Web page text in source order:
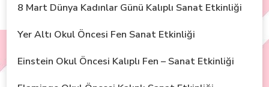
8 Mart Dünya Kadınlar Günü Kalıplı Sanat Etkinliği
Yer Altı Okul Öncesi Fen Sanat Etkinliği
Einstein Okul Öncesi Kalıplı Fen – Sanat Etkinliği